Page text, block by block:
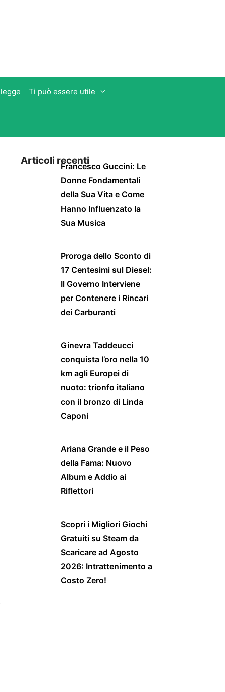
Ti può essere utile
Articoli recentiFrancesco Guccini: Le
Donne Fondamentali
della Sua Vita e Come
Hanno Influenzato la
Sua Musica
Proroga dello Sconto di
17 Centesimi sul Diesel:
Il Governo Interviene
per Contenere i Rincari
dei Carburanti
Ginevra Taddeucci
conquista l’oro nella 10
km agli Europei di
nuoto: trionfo italiano
con il bronzo di Linda
Caponi
Ariana Grande e il Peso
della Fama: Nuovo
Album e Addio ai
Riflettori
Scopri i Migliori Giochi
Gratuiti su Steam da
Scaricare ad Agosto
2026: Intrattenimento a
Costo Zero!